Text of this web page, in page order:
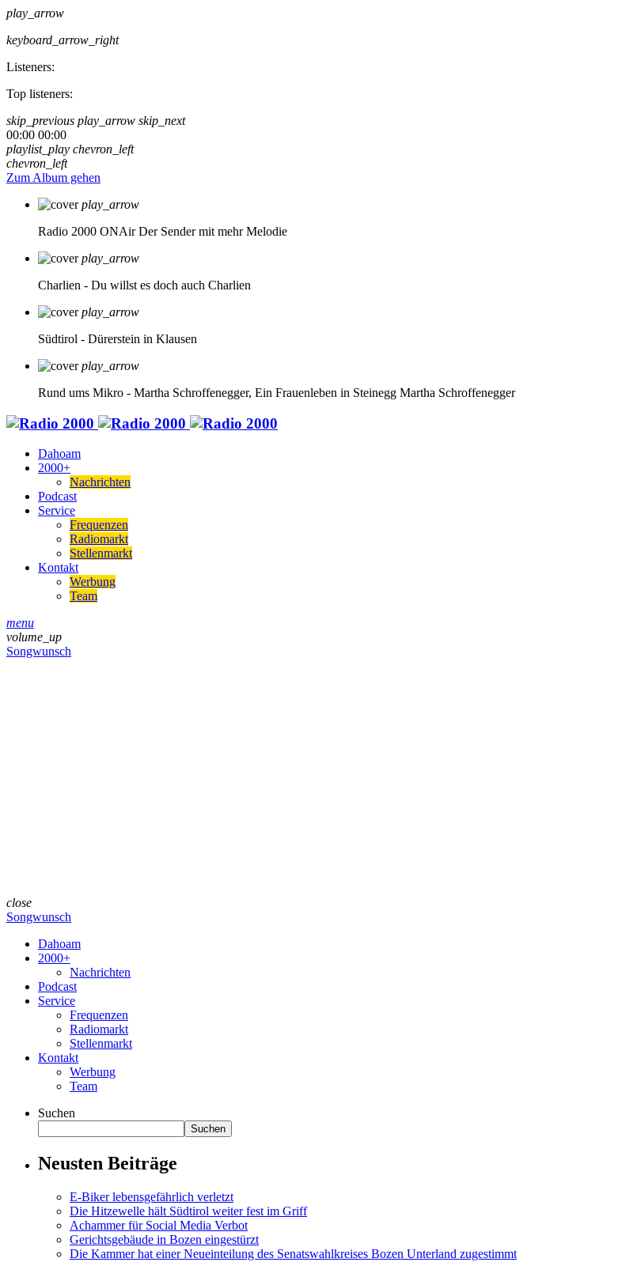
play_arrow
keyboard_arrow_right
Listeners:
Top listeners:
skip_previous play_arrow skip_next
00:00 00:00
playlist_play chevron_left
chevron_left
Zum Album gehen
play_arrow
Radio 2000 ONAir Der Sender mit mehr Melodie
play_arrow
Charlien - Du willst es doch auch Charlien
play_arrow
Südtirol - Dürerstein in Klausen
play_arrow
Rund ums Mikro - Martha Schroffenegger, Ein Frauenleben in Steinegg Martha Schroffenegger
Dahoam
2000+
Nachrichten
Podcast
Service
Frequenzen
Radiomarkt
Stellenmarkt
Kontakt
Werbung
Team
menu
volume_up
Songwunsch
close
Songwunsch
Dahoam
2000+
Nachrichten
Podcast
Service
Frequenzen
Radiomarkt
Stellenmarkt
Kontakt
Werbung
Team
Suchen
Suchen
Neusten Beiträge
E-Biker lebensgefährlich verletzt
Die Hitzewelle hält Südtirol weiter fest im Griff
Achammer für Social Media Verbot
Gerichtsgebäude in Bozen eingestürzt
Die Kammer hat einer Neueinteilung des Senatswahlkreises Bozen Unterland zugestimmt